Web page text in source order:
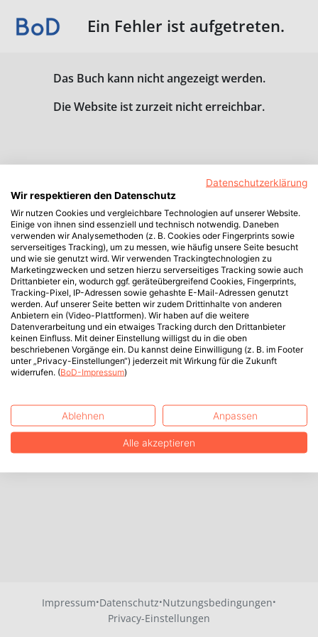
Ein Fehler ist aufgetreten.
Das Buch kann nicht angezeigt werden.
Die Website ist zurzeit nicht erreichbar.
Impressum·Datenschutz·Nutzungsbedingungen·
Privacy-Einstellungen
Datenschutzerklärung
Wir respektieren den Datenschutz
Wir nutzen Cookies und vergleichbare Technologien auf unserer Website.
Einige von ihnen sind essenziell und technisch notwendig. Daneben
verwenden wir Analysemethoden (z. B. Cookies oder Fingerprints sowie
serverseitiges Tracking), um zu messen, wie häufig unsere Seite besucht
und wie sie genutzt wird. Wir verwenden Trackingtechnologien zu
Marketingzwecken und setzen hierzu serverseitiges Tracking sowie auch
Drittanbieter ein, wodurch ggf. geräteübergreifend Cookies, Fingerprints,
Tracking-Pixel, IP-Adressen sowie gehashte E-Mail-Adressen genutzt
werden. Auf unserer Seite betten wir zudem Drittinhalte von anderen
Anbietern ein (Video-Plattformen). Wir haben auf die weitere
Datenverarbeitung und ein etwaiges Tracking durch den Drittanbieter
keinen Einfluss. Mit deiner Einstellung willigst du in die oben
beschriebenen Vorgänge ein. Du kannst deine Einwilligung (z. B. im Footer
unter „Privacy-Einstellungen“) jederzeit mit Wirkung für die Zukunft
widerrufen. (BoD-Impressum)
Ablehnen Anpassen
Alle akzeptieren